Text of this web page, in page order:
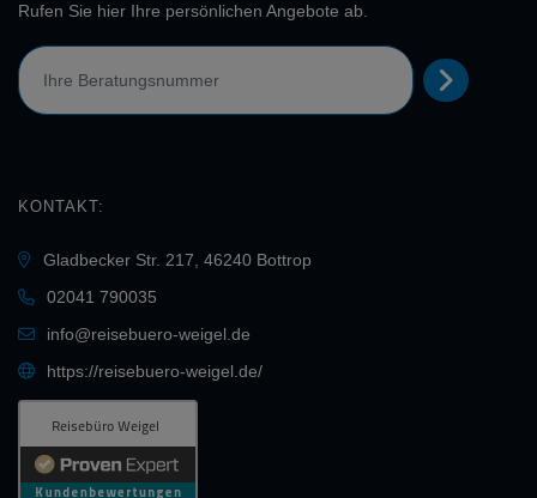
Rufen Sie hier Ihre persönlichen Angebote ab.
KONTAKT:
Gladbecker Str. 217, 46240 Bottrop
02041 790035
info@reisebuero-weigel.de
https://reisebuero-weigel.de/